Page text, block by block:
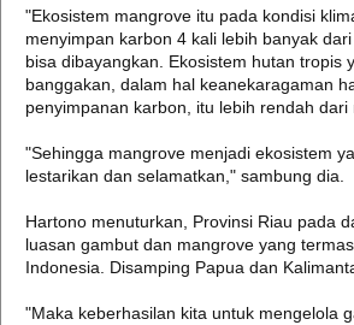
"Ekosistem mangrove itu pada kondisi
menyimpan karbon 4 kali lebih banyak
bisa dibayangkan. Ekosistem hutan tropis
banggakan, dalam hal keanekaragaman
penyimpanan karbon, itu lebih rendah dari
"Sehingga mangrove menjadi ekosistem
lestarikan dan selamatkan," sambung dia.
Hartono menuturkan, Provinsi Riau pada
luasan gambut dan mangrove yang
Indonesia. Disamping Papua dan
"Maka keberhasilan kita untuk mengelola